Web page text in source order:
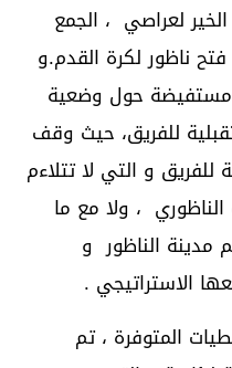
لعراصي ، الجمع
فتح ناظور لكرة القدم.و
مستفيضة حول وضعية
للفريق، حيث وقف
و التي لا تتلاءم
، ولا مع ما
مدينة الناظور و
الاستراتيجي .
المتوفرة ، تم